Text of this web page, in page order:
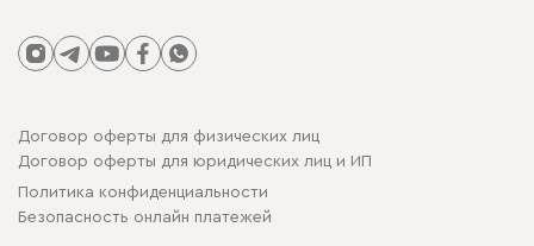
Договор оферты для физических лиц
Договор оферты для юридических лиц и ИП
Политика конфиденциальности
Безопасность онлайн платежей